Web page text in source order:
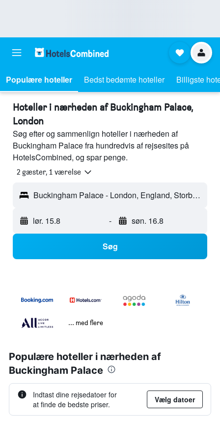
Populære hoteller Bedst bedømte hoteller Billigste
Hoteller i nærheden af Buckingham Palace,
London
Søg efter og sammenlign hoteller i nærheden af
Buckingham Palace fra hundredvis af rejsesites på
HotelsCombined, og spar penge.
2 gæster, 1 værelse
Buckingham Palace - London, England, Storbritannien
lør. 15.8 - søn. 16.8
Søg
... med flere
Populære hoteller i nærheden af
Buckingham Palace
Indtast dine rejsedatoer for
at finde de bedste priser.
Vælg datoer